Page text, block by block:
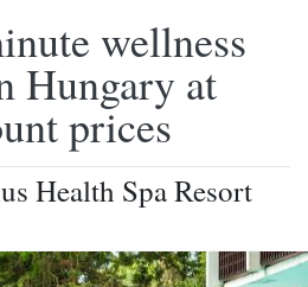
wellness
Hungary at
prices
Health Spa Resort